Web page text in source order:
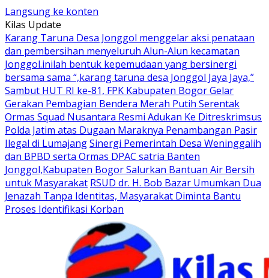
Langsung ke konten
Kilas Update
Karang Taruna Desa Jonggol menggelar aksi penataan
dan pembersihan menyeluruh Alun-Alun kecamatan
Jonggol.inilah bentuk kepemudaan yang bersinergi
bersama sama “,karang taruna desa Jonggol Jaya Jaya,”
Sambut HUT RI ke-81, FPK Kabupaten Bogor Gelar
Gerakan Pembagian Bendera Merah Putih Serentak
Ormas Squad Nusantara Resmi Adukan Ke Ditreskrimsus
Polda Jatim atas Dugaan Maraknya Penambangan Pasir
Ilegal di LumajangSinergi Pemerintah Desa Weninggalih
dan BPBD serta Ormas DPAC satria Banten
Jonggol,Kabupaten Bogor Salurkan Bantuan Air Bersih
untuk Masyarakat RSUD dr. H. Bob Bazar Umumkan Dua
Jenazah Tanpa Identitas, Masyarakat Diminta Bantu
Proses Identifikasi Korban